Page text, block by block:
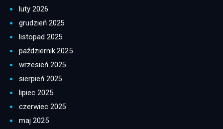
luty 2026
grudzień 2025
listopad 2025
październik 2025
wrzesień 2025
sierpień 2025
lipiec 2025
czerwiec 2025
maj 2025